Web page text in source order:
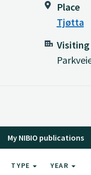
Place
Tjøtta
Visiting
My NIBIO publications
TYPE YEAR